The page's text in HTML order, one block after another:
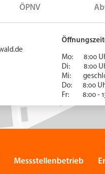
ÖPNV
Mo: 8:00
Di: 8:00
Mi:
Do: 8:00
Fr: 8:00 -
Messstellenbetrieb